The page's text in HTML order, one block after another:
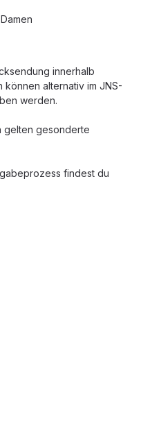
Damen
innerhalb
können alternativ im JNS-
werden.
gelten gesonderte
findest du